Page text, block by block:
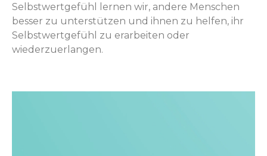
Selbstwertgefühl lernen wir, andere Menschen
besser zu unterstützen und ihnen zu helfen, ihr
Selbstwertgefühl zu erarbeiten oder
wiederzuerlangen.